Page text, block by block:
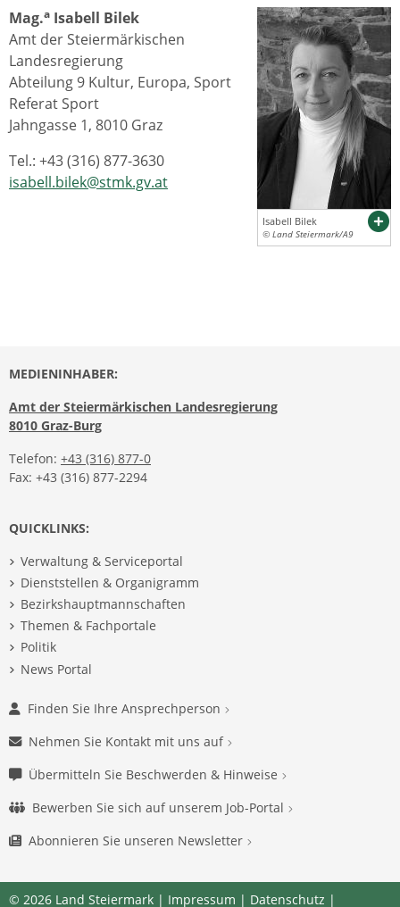
Isabell Bilek
© Land Steiermark/A9
Mag.a Isabell Bilek
Amt der Steiermärkischen
Landesregierung
Abteilung 9 Kultur, Europa, Sport
Referat Sport
Jahngasse 1, 8010 Graz
Tel.: +43 (316) 877-3630
isabell.bilek@stmk.gv.at
MEDIENINHABER:
Amt der Steiermärkischen Landesregierung
8010 Graz-Burg
Telefon: +43 (316) 877-0
Fax: +43 (316) 877-2294
QUICKLINKS:
Verwaltung & Serviceportal
Dienststellen & Organigramm
Bezirkshauptmannschaften
Themen & Fachportale
Politik
News Portal
Finden Sie Ihre Ansprechperson
Nehmen Sie Kontakt mit uns auf
Übermitteln Sie Beschwerden & Hinweise
Bewerben Sie sich auf unserem Job-Portal
Abonnieren Sie unseren Newsletter
© 2026 Land Steiermark | Impressum | Datenschutz |